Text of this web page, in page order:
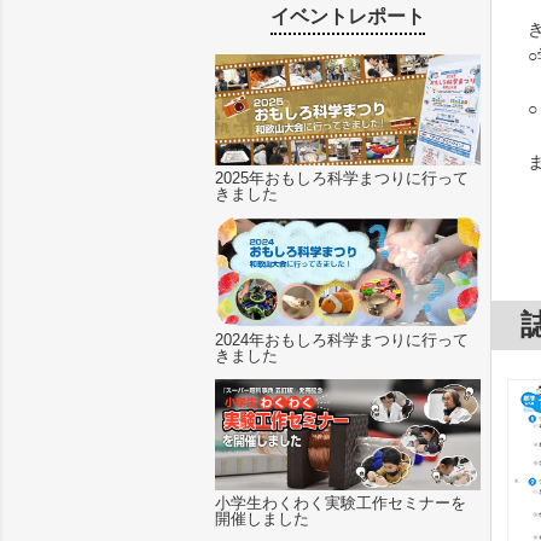
イベントレポート
2025年おもしろ科学まつりに行って
きました
2024年おもしろ科学まつりに行って
きました
小学生わくわく実験工作セミナーを
開催しました